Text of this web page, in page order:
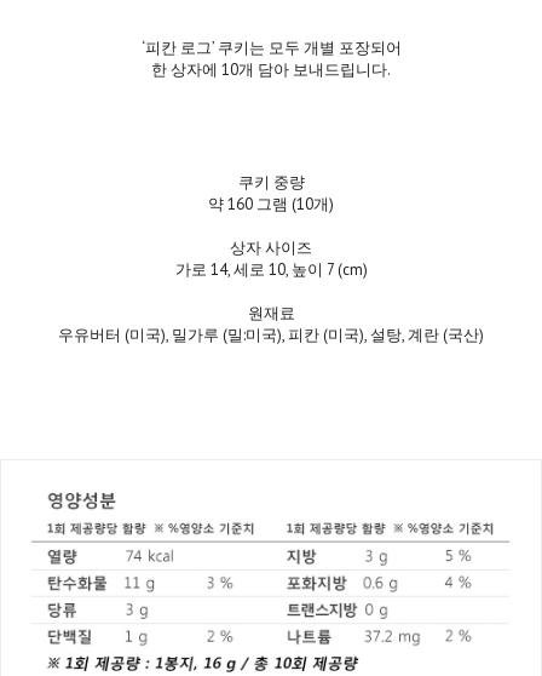
‘피칸 로그’ 쿠키는 모두 개별 포장되어
한 상자에 10개 담아 보내드립니다.
쿠키 중량
약 160 그램 (10개)
상자 사이즈
가로 14, 세로 10, 높이 7 (cm)
원재료
우유버터 (미국), 밀가루 (밀:미국), 피칸 (미국), 설탕, 계란 (국산)